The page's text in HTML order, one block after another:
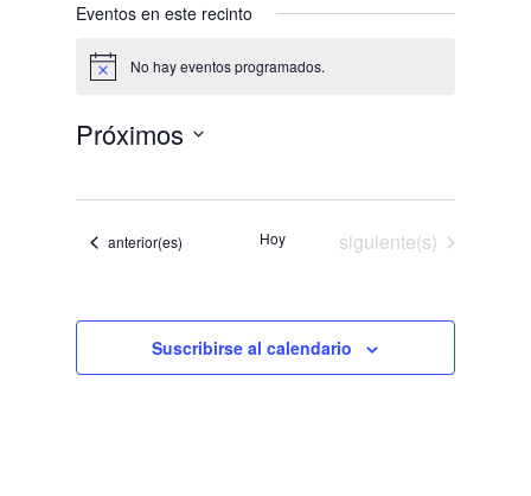
Eventos en este recinto
Aviso No hay eventos programados.
Próximos
Eventos
anterior(es) Hoy Eventos
siguiente(s)
Suscribirse al calendario